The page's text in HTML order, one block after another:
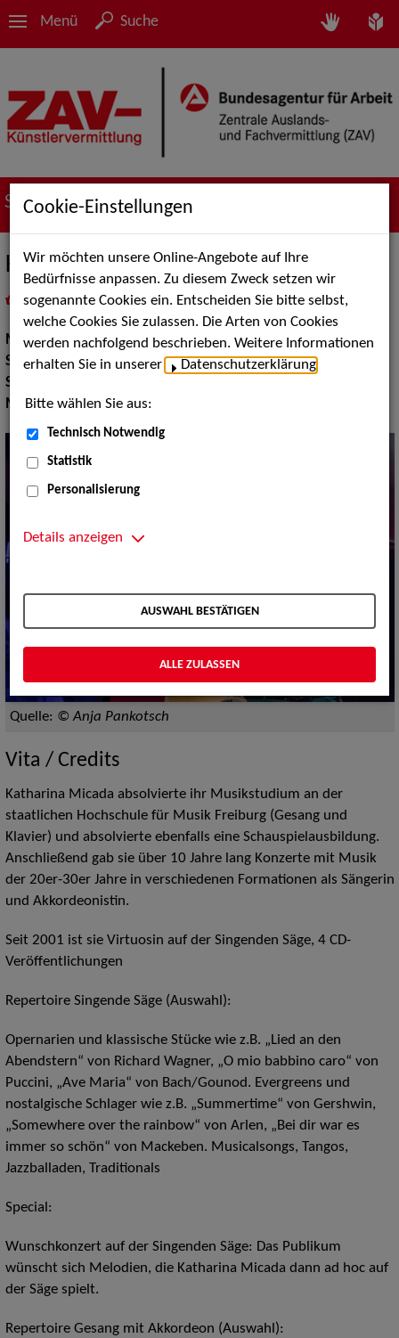
Menü Suche
Suche nach Künstler*innen
Katharina Micada
als PDF speichern
inMeine Merklistelegen
Musik:Instrumental Solisten
Show:Musik Shows
Show Acts:
Musik Shows:Sänger / Sängerin, Sonstiges
Quelle: © Anja Pankotsch
Vita / Credits
Katharina Micada absolvierte ihr Musikstudium an der
staatlichen Hochschule für Musik Freiburg (Gesang und
Klavier) und absolvierte ebenfalls eine Schauspielausbildung.
Anschließend gab sie über 10 Jahre lang Konzerte mit Musik
der 20er-30er Jahre in verschiedenen Formationen als Sängerin
und Akkordeonistin.
Seit 2001 ist sie Virtuosin auf der Singenden Säge, 4 CD-
Veröffentlichungen
Repertoire Singende Säge (Auswahl):
Opernarien und klassische Stücke wie z.B. „Lied an den
Abendstern“ von Richard Wagner, „O mio babbino caro“ von
Puccini, „Ave Maria“ von Bach/Gounod. Evergreens und
nostalgische Schlager wie z.B. „Summertime“ von Gershwin,
„Somewhere over the rainbow“ von Arlen, „Bei dir war es
immer so schön“ von Mackeben. Musicalsongs, Tangos,
Jazzballaden, Traditionals
Special:
Wunschkonzert auf der Singenden Säge: Das Publikum
wünscht sich Melodien, die Katharina Micada dann ad hoc auf
der Säge spielt.
Repertoire Gesang mit Akkordeon (Auswahl):
Cookie-Einstellungen
Wir möchten unsere Online-Angebote auf Ihre
Bedürfnisse anpassen. Zu diesem Zweck setzen wir
sogenannte Cookies ein. Entscheiden Sie bitte selbst,
welche Cookies Sie zulassen. Die Arten von Cookies
werden nachfolgend beschrieben. Weitere Informationen
erhalten Sie in unserer
Datenschutzerklärung
Bitte wählen Sie aus:
Technisch Notwendig
Statistik
Personalisierung
Details anzeigen
AUSWAHL BESTÄTIGEN
ALLE ZULASSEN